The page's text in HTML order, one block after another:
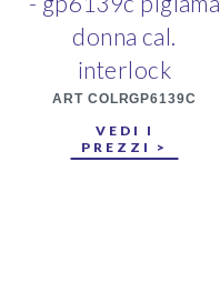
donna cal.
interlock
ART COLRGP6139C
VEDI I
PREZZI >